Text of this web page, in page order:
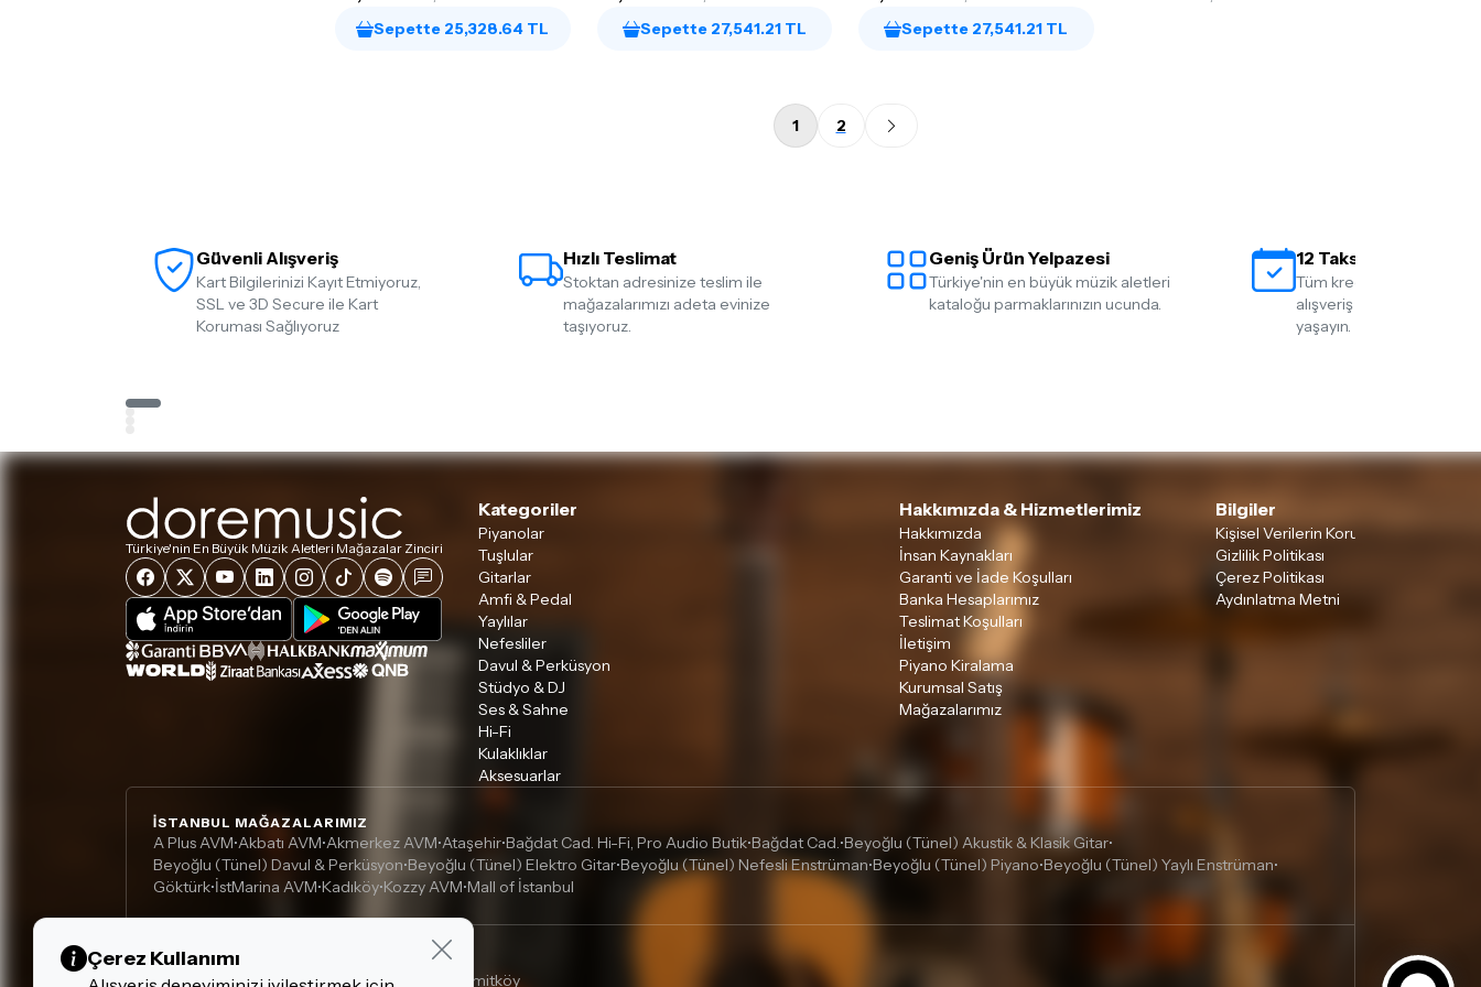
Sepette 25,328.64 TL Sepette 27,541.21 TL Sepette 27,541.21 TL
1 2
Güvenli Alışveriş
Kart Bilgilerinizi Kayıt Etmiyoruz,
SSL ve 3D Secure ile Kart
Koruması Sağlıyoruz
Hızlı Teslimat
Stoktan adresinize teslim ile
mağazalarımızı adeta evinize
taşıyoruz.
Geniş Ürün Yelpazesi
Türkiye'nin en büyük müzik aletleri
kataloğu parmaklarınızın ucunda.
12 Taksit İmkanı
Tüm kredi kartlarına 12
alışveriş yapmanın
yaşayın.
Türkiye'nin En Büyük Müzik Aletleri Mağazalar Zinciri
Kategoriler
Piyanolar
Tuşlular
Gitarlar
Amfi & Pedal
Yaylılar
Nefesliler
Davul & Perküsyon
Stüdyo & DJ
Ses & Sahne
Hi-Fi
Kulaklıklar
Aksesuarlar
Hakkımızda & Hizmetlerimiz
Hakkımızda
İnsan Kaynakları
Garanti ve İade Koşulları
Banka Hesaplarımız
Teslimat Koşulları
İletişim
Piyano Kiralama
Kurumsal Satış
Mağazalarımız
Bilgiler
Kişisel Verilerin Korunması
Gizlilik Politikası
Çerez Politikası
Aydınlatma Metni
İSTANBUL MAĞAZALARIMIZ
A Plus AVM•Akbatı AVM•Akmerkez AVM•Ataşehir•Bağdat Cad. Hi-Fi, Pro Audio Butik•Bağdat Cad.•Beyoğlu (Tünel) Akustik & Klasik Gitar•
Beyoğlu (Tünel) Davul & Perküsyon•Beyoğlu (Tünel) Elektro Gitar•Beyoğlu (Tünel) Nefesli Enstrüman•Beyoğlu (Tünel) Piyano•Beyoğlu (Tünel) Yaylı Enstrüman•
Göktürk•İstMarina AVM•Kadıköy•Kozzy AVM•Mall of İstanbul
ANKARA MAĞAZALARIMIZ
Armada AVM•Eryaman Kaşmir AVM Ümitköy
Çerez Kullanımı